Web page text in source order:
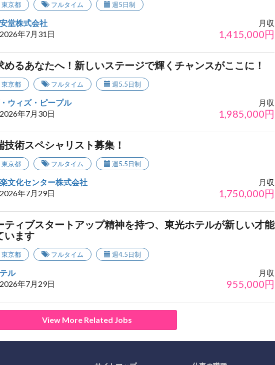
東京都 フルタイム 週5日制
堂株式会社
年7月31日
月収
1,415,000円
めるあなたへ！新しいステージで輝くチャンスがここに！
東京都 フルタイム 週5.5日制
ウィズ・ピープル
年7月30日
月収
1,985,000円
技術スペシャリスト募集！
東京都 フルタイム 週5.5日制
文化センター株式会社
年7月29日
月収
1,750,000円
ティブスタートアップ精神を持つ、東光ホテルが新しい才能
います
東京都 フルタイム 週4.5日制
ル
年7月29日
月収
955,000円
View More Related Jobs